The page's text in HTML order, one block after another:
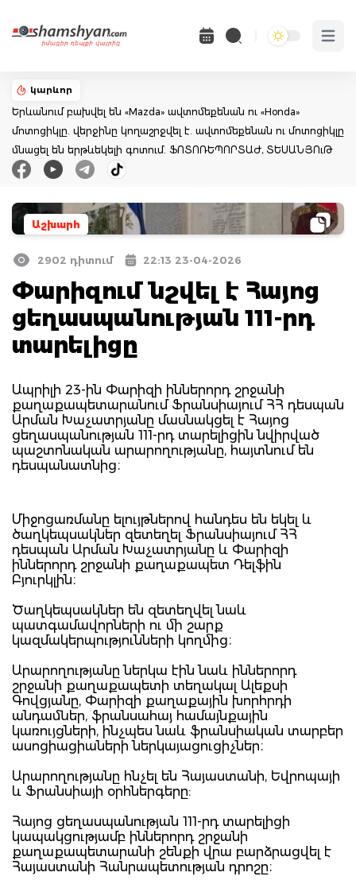
Open
կարևոր
Երևանում բախվել են «Mazda» ավտոմեքենան ու «Honda»
մոտոցիկլը. վերջինը կողաշրջվել է. ավտոմեքենան ու մոտոցիկլը
մնացել են երթևեկելի գոտում. ՖՈՏՈՌԵՊՈՐՏԱԺ, ՏԵՍԱՆՅՈւԹ
Աշխարհ
2902 դիտում 22:13 23-04-2026
Փարիզում նշվել է Հայոց
ցեղասպանության 111-րդ
տարելիցը
Ապրիլի 23-ին Փարիզի իններորդ շրջանի
քաղաքապետարանում Ֆրանսիայում ՀՀ դեսպան
Արման Խաչատրյանը մասնակցել է Հայոց
ցեղասպանության 111-րդ տարելիցին նվիրված
պաշտոնական արարողությանը, հայտնում են
դեսպանատնից։
Միջոցառմանը ելույթներով հանդես են եկել և
ծաղկեպսակներ զետեղել Ֆրանսիայում ՀՀ
դեսպան Արման Խաչատրյանը և Փարիզի
իններորդ շրջանի քաղաքապետ Դելֆին
Բյուրկլին։
Ծաղկեպսակներ են զետեղվել նաև
պատգամավորների ու մի շարք
կազմակերպությունների կողմից։
Արարողությանը ներկա էին նաև իններորդ
շրջանի քաղաքապետի տեղակալ Ալեքսի
Գովցյանը, Փարիզի քաղաքային խորհրդի
անդամներ, ֆրանսահայ համայնքային
կառույցների, ինչպես նաև ֆրանսիական տարբեր
ասոցիացիաների ներկայացուցիչներ։
Արարողությանը հնչել են Հայաստանի, Եվրոպայի
և Ֆրանսիայի օրհներգերը:
Հայոց ցեղասպանության 111-րդ տարելիցի
կապակցությամբ իններորդ շրջանի
քաղաքապետարանի շենքի վրա բարձրացվել է
Հայաստանի Հանրապետության դրոշը։